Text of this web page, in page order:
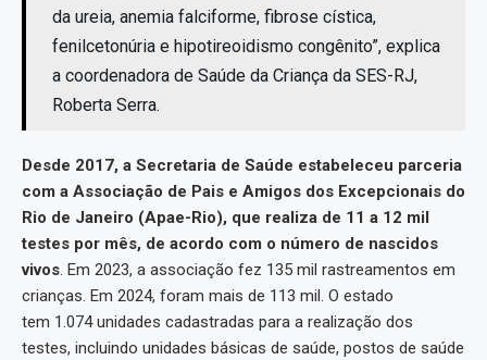
da ureia, anemia falciforme, fibrose cística,
fenilcetonúria e hipotireoidismo congênito”, explica
a coordenadora de Saúde da Criança da SES-RJ,
Roberta Serra.
Desde 2017, a Secretaria de Saúde estabeleceu parceria
com a Associação de Pais e Amigos dos Excepcionais do
Rio de Janeiro (Apae-Rio), que realiza de 11 a 12 mil
testes por mês, de acordo com o número de nascidos
vivos. Em 2023, a associação fez 135 mil rastreamentos em
crianças. Em 2024, foram mais de 113 mil. O estado
tem 1.074 unidades cadastradas para a realização dos
testes, incluindo unidades básicas de saúde, postos de saúde